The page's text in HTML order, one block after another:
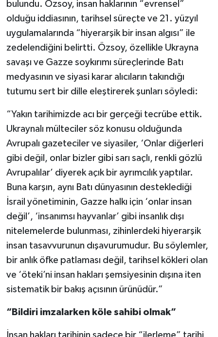
bulundu. Özsoy, insan haklarının “evrensel”
olduğu iddiasının, tarihsel süreçte ve 21. yüzyıl
uygulamalarında “hiyerarşik bir insan algısı” ile
zedelendiğini belirtti. Özsoy, özellikle Ukrayna
savaşı ve Gazze soykırımı süreçlerinde Batı
medyasının ve siyasi karar alıcıların takındığı
tutumu sert bir dille eleştirerek şunları söyledi:
“Yakın tarihimizde acı bir gerçeği tecrübe ettik.
Ukraynalı mülteciler söz konusu olduğunda
Avrupalı gazeteciler ve siyasiler, ‘Onlar diğerleri
gibi değil, onlar bizler gibi sarı saçlı, renkli gözlü
Avrupalılar’ diyerek açık bir ayrımcılık yaptılar.
Buna karşın, aynı Batı dünyasının desteklediği
İsrail yönetiminin, Gazze halkı için ‘onlar insan
değil’, ‘insanımsı hayvanlar’ gibi insanlık dışı
nitelemelerde bulunması, zihinlerdeki hiyerarşik
insan tasavvurunun dışavurumudur. Bu söylemler,
bir anlık öfke patlaması değil, tarihsel kökleri olan
ve ‘öteki’ni insan hakları şemsiyesinin dışına iten
sistematik bir bakış açısının ürünüdür.”
“Bildiri imzalarken köle sahibi olmak”
İnsan hakları tarihinin sadece bir “ilerleme” tarihi